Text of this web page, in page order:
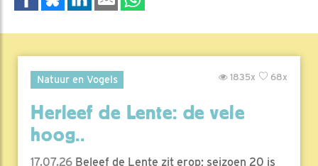
Natuur en Vogels 68x
1835x
Herleef de Lente: de vele
hoog..
17.07.26 Beleef de Lente zit erop; seizoen 20 is